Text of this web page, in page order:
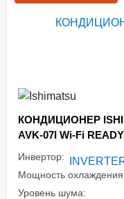
КОНДИЦИОНЕР
AVK-07I Wi-Fi READY
Инвертор:
Мощность
Уровень шума: